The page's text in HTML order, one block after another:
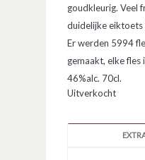
goudkleurig. Veel
duidelijke eiktoets
Er werden 5994
gemaakt, elke fles
46%alc. 70cl.
Uitverkocht